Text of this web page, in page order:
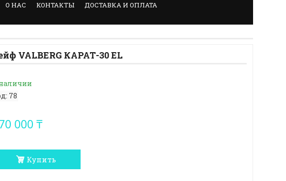
О НАС КОНТАКТЫ ДОСТАВКА И ОПЛАТА
VALBERG КАРАТ-30 EL
78
000 ₸
Купить